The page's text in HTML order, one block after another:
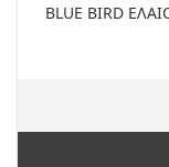
BLUE BIRD